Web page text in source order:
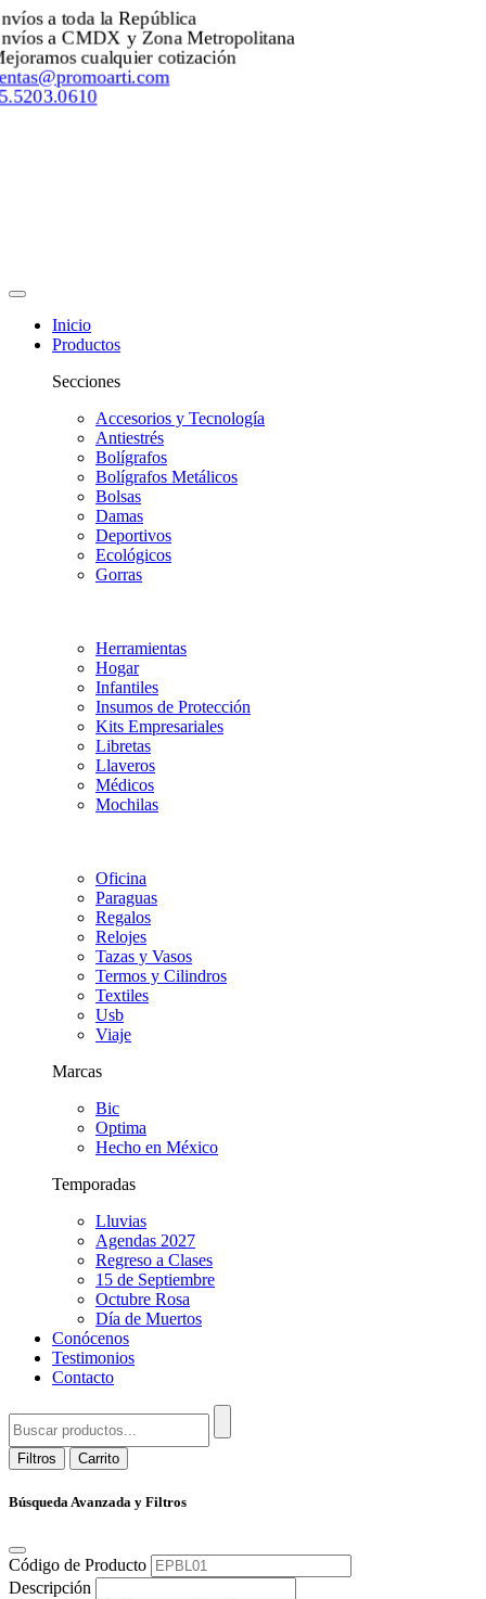
Envíos a toda la República
Envíos a CMDX y Zona Metropolitana
Mejoramos cualquier cotización
ventas@promoarti.com
55.5203.0610
Inicio
Productos
Secciones
Accesorios y Tecnología
Antiestrés
Bolígrafos
Bolígrafos Metálicos
Bolsas
Damas
Deportivos
Ecológicos
Gorras
Herramientas
Hogar
Infantiles
Insumos de Protección
Kits Empresariales
Libretas
Llaveros
Médicos
Mochilas
Oficina
Paraguas
Regalos
Relojes
Tazas y Vasos
Termos y Cilindros
Textiles
Usb
Viaje
Marcas
Bic
Optima
Hecho en México
Temporadas
Lluvias
Agendas 2027
Regreso a Clases
15 de Septiembre
Octubre Rosa
Día de Muertos
Conócenos
Testimonios
Contacto
Filtros Carrito
Búsqueda Avanzada y Filtros
Código de Producto
Descripción